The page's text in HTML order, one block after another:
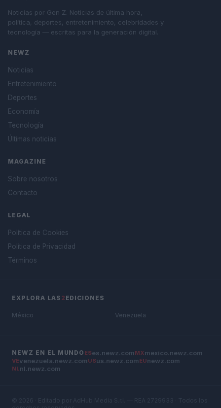
Noticias por Gen Z. Noticias de última hora,
política, deportes, entretenimiento, celebridades y
tecnología — escritas para la generación digital.
NEWZ
Noticias
Entretenimiento
Deportes
Economía
Tecnología
Últimas noticias
MAGAZINE
Sobre nosotros
Contacto
LEGAL
Política de Cookies
Política de Privacidad
Términos
EXPLORA LAS 2 EDICIONES
México Venezuela
NEWZ EN EL MUNDO ESes.newz.com MXmexico.newz.com
VEvenezuela.newz.com USus.newz.com EUnewz.com
NLnl.newz.com
© 2026 · Editado por AdHub Media S.r.l. — REA 2729933 · Todos los